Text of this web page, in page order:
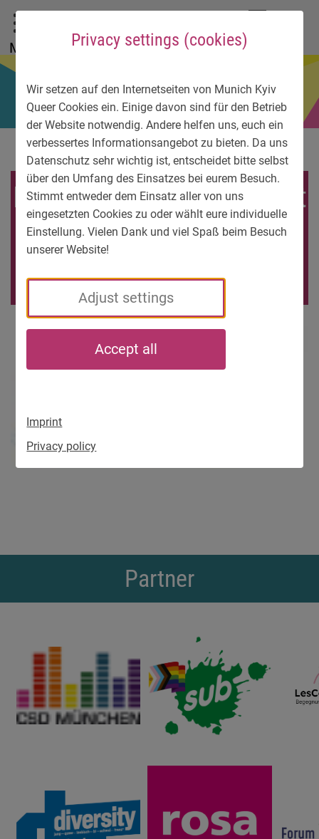
Privacy settings (cookies)
Wir setzen auf den Internetseiten von Munich Kyiv
Queer Cookies ein. Einige davon sind für den Betrieb
der Website notwendig. Andere helfen uns, euch ein
verbessertes Informationsangebot zu bieten. Da uns
Datenschutz sehr wichtig ist, entscheidet bitte selbst
über den Umfang des Einsatzes bei eurem Besuch.
Stimmt entweder dem Einsatz aller von uns
eingesetzten Cookies zu oder wählt eure individuelle
Einstellung. Vielen Dank und viel Spaß beim Besuch
unserer Website!
Adjust settings
Accept all
Imprint
Privacy policy
To main menu
To language menu
To search
To content
To service information
Menu
Logo_Aufklaerungsprojekt
-Muenchen-
e1566254065332
Partner